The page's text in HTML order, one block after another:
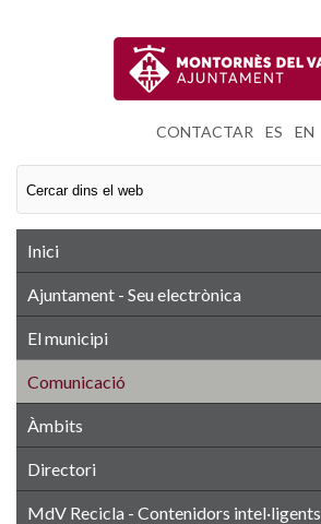
CONTACTAR ES EN
Inici
Ajuntament - Seu electrònica
El municipi
Comunicació
Àmbits
Directori
MdV Recicla - Contenidors intel·ligents